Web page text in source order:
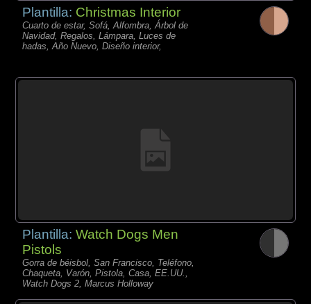
Plantilla: Christmas Interior
Cuarto de estar, Sofá, Alfombra, Árbol de
Navidad, Regalos, Lámpara, Luces de
hadas, Año Nuevo, Diseño interior,
Plantilla:Watch Dogs Men
Pistols
Gorra de béisbol, San Francisco, Teléfono,
Chaqueta, Varón, Pistola, Casa, EE.UU.,
Watch Dogs 2, Marcus Holloway